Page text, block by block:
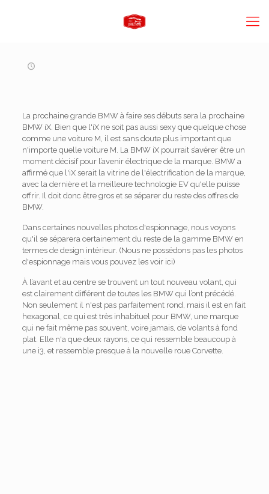
La prochaine grande BMW à faire ses débuts sera la prochaine
BMW iX. Bien que l'iX ne soit pas aussi sexy que quelque chose
comme une voiture M, il est sans doute plus important que
n'importe quelle voiture M. La BMW iX pourrait s’avérer être un
moment décisif pour l’avenir électrique de la marque. BMW a
affirmé que l'iX serait la vitrine de l'électrification de la marque,
avec la dernière et la meilleure technologie EV qu'elle puisse
offrir. Il doit donc être gros et se séparer du reste des offres de
BMW.
Dans certaines nouvelles photos d'espionnage, nous voyons
qu'il se séparera certainement du reste de la gamme BMW en
termes de design intérieur. (Nous ne possédons pas les photos
d'espionnage mais vous pouvez les voir ici)
À l’avant et au centre se trouvent un tout nouveau volant, qui
est clairement différent de toutes les BMW qui l’ont précédé.
Non seulement il n'est pas parfaitement rond, mais il est en fait
hexagonal, ce qui est très inhabituel pour BMW, une marque
qui ne fait même pas souvent, voire jamais, de volants à fond
plat. Elle n'a que deux rayons, ce qui ressemble beaucoup à
une i3, et ressemble presque à la nouvelle roue Corvette.